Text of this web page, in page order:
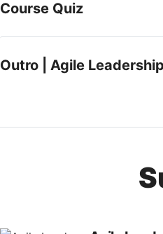
Course Quiz
Outro | Agile Leadership